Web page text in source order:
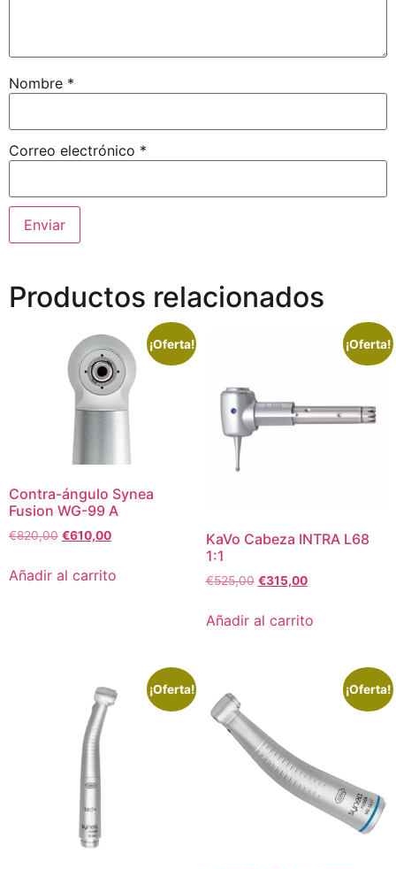
Nombre *
Correo electrónico *
Productos relacionados
¡Oferta!
Contra-ángulo Synea
Fusion WG-99 A
€820,00 €610,00
Añadir al carrito
¡Oferta!
KaVo Cabeza INTRA L68
1:1
€525,00 €315,00
Añadir al carrito
¡Oferta! ¡Oferta!